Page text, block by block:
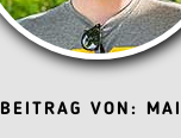
BEITRAG VON: